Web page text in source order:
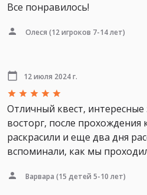
Все понравилось!
Олеся (12 игроков 7-14 лет)
12 июля 2024 г.
Отличный квест, интересные
восторг, после прохождения
раскрасили и еще два дня
вспоминали, как мы
Варвара (15 детей 5-10 лет)